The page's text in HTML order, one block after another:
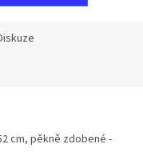
cm, pěkně zdobené -